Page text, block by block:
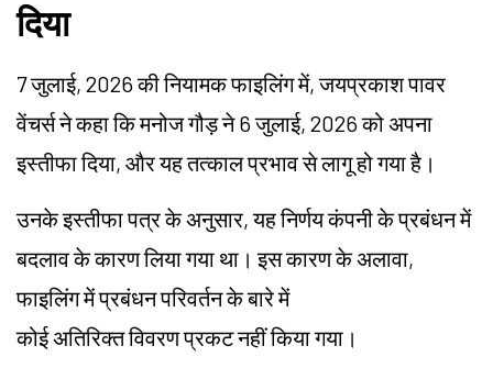
दिया
7 जुलाई, 2026 की नियामक फाइलिंग में, जयप्रकाश पावर
वेंचर्स ने कहा कि मनोज गौड़ ने 6 जुलाई, 2026 को अपना
इस्तीफा दिया, और यह तत्काल प्रभाव से लागू हो गया है।
उनके इस्तीफा पत्र के अनुसार, यह निर्णय कंपनी के प्रबंधन में
बदलाव के कारण लिया गया था। इस कारण के अलावा,
फाइलिंग में प्रबंधन परिवर्तन के बारे में
कोई अतिरिक्त विवरण प्रकट नहीं किया गया।